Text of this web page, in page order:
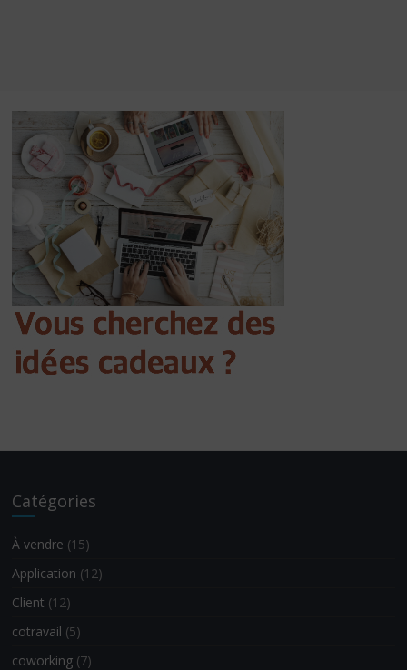
Catégories
À vendre (15)
Application (12)
Client (12)
cotravail (5)
coworking (7)